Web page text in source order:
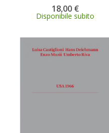
18,00 €
Disponibile subito